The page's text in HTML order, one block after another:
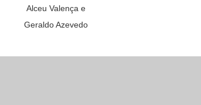
Alceu Valença e
Geraldo Azevedo